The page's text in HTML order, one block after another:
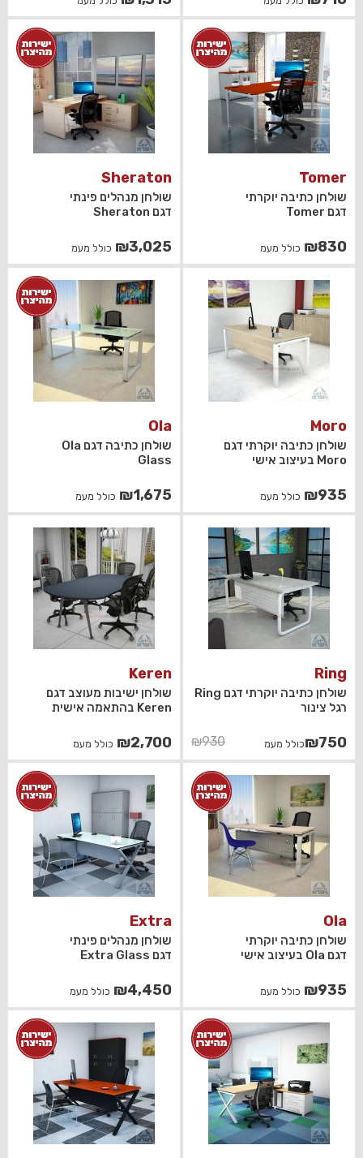
Tomer
שולחן כתיבה יוקרתי
דגם Tomer
₪830 כולל מעמ
Sheraton
שולחן מנהלים פינתי
דגם Sheraton
₪3,025 כולל מעמ
Moro
שולחן כתיבה יוקרתי דגם
Moro בעיצוב אישי
₪935 כולל מעמ
Ola
שולחן כתיבה דגם Ola
Glass
₪1,675 כולל מעמ
Ring
שולחן כתיבה יוקרתי דגם Ring
רגל צינור
₪930
המחיר
המקורי
היה:
₪930.
₪750
המחיר
הנוכחי
הוא:
₪750.
כולל מעמ
Keren
שולחן ישיבות מעוצב דגם
Keren בהתאמה אישית
₪2,700 כולל מעמ
Ola
שולחן כתיבה יוקרתי
דגם Ola בעיצוב אישי
₪935 כולל מעמ
Extra
שולחן מנהלים פינתי
דגם Extra Glass
₪4,450 כולל מעמ